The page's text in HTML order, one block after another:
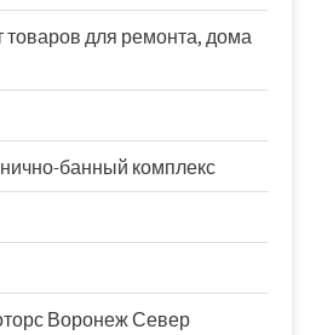
товаров для ремонта, дома
банный комплекс
Воронеж Север